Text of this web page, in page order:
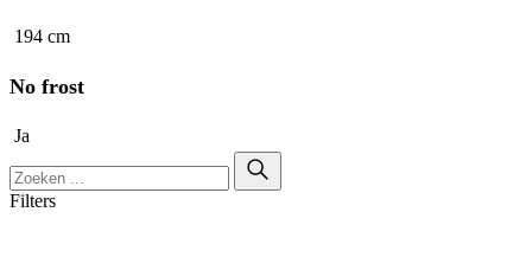
194 cm
No frost
Ja
Filters